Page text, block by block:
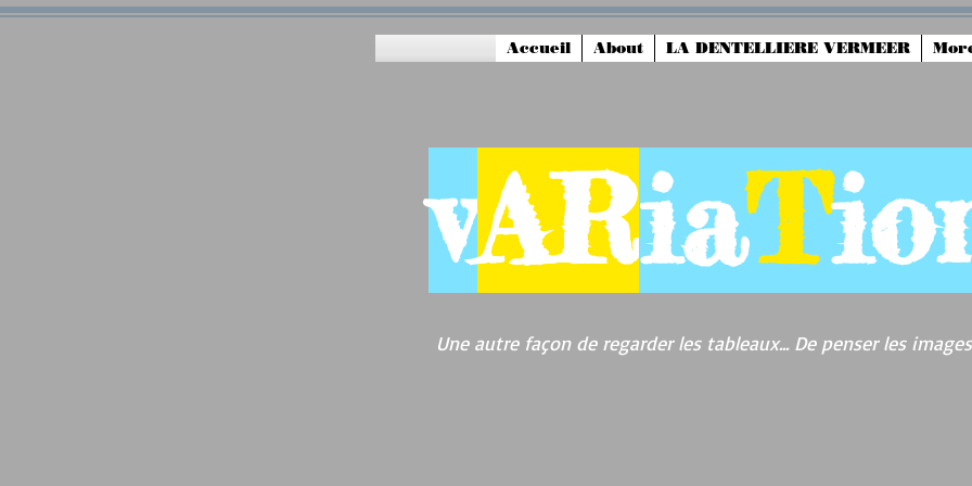
Accueil About LA DENTELLIERE VERMEER
vARiaT
Une autre façon de regarder les tableaux... De penser les images